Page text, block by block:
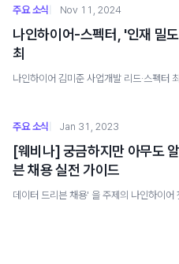
주요 소식 Nov 11, 2024
나인하이어-스펙터, '인재 밀
최
나인하이어 김미준 사업개발 리드·스펙터
주요 소식 Jan 31, 2023
[웨비나] 궁금하지만 아무도
븐 채용 실전 가이드
데이터 드리븐 채용' 을 주제의 나인하이어